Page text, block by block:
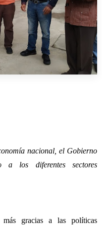
nacional, el Gobierno
a los diferentes sectores
gracias a las políticas